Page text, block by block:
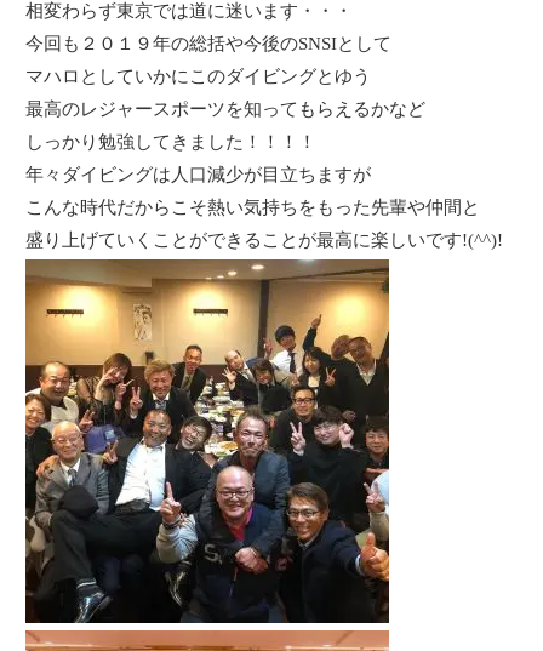
相変わらず東京では道に迷います・・・
今回も２０１９年の総括や今後のSNSIとして
マハロとしていかにこのダイビングとゆう
最高のレジャースポーツを知ってもらえるかなど
しっかり勉強してきました！！！！
年々ダイビングは人口減少が目立ちますが
こんな時代だからこそ熱い気持ちをもった先輩や仲間と
盛り上げていくことができることが最高に楽しいです!(^^)!